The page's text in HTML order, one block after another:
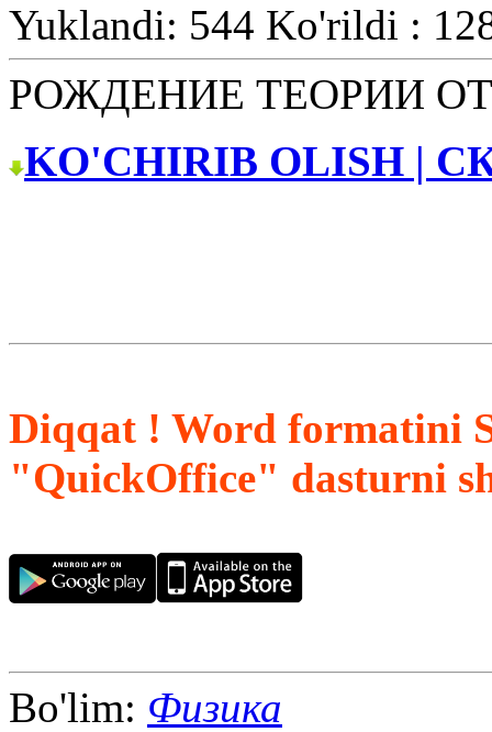
Yuklandi: 544 Ko'rildi :
РОЖДЕНИЕ ТЕОРИИ
KO'CHIRIB OLISH |
Diqqat ! Word formatini
"QuickOffice" dasturni
Bo'lim: Физика